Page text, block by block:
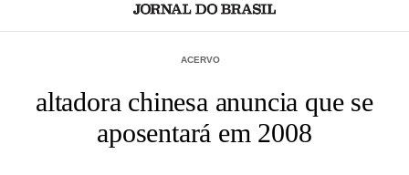
ACERVO
altadora chinesa anuncia que se
aposentará em 2008